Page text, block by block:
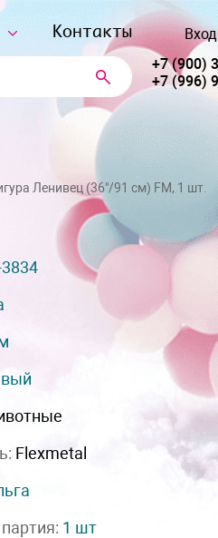
Контакты Вход
+7 (900)
+7 (996)
Ленивец (36"/91 см) FM, 1 шт.
Flexmetal
1 шт